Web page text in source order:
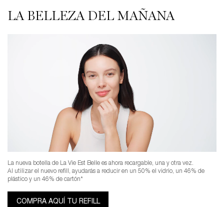
LA BELLEZA DEL MAÑANA
La nueva botella de La Vie Est Belle es ahora recargable, una y otra vez.
Al utilizar el nuevo refill, ayudarás a reducir en un 50% el vidrio, un 46% de
plástico y un 46% de cartón*
COMPRA AQUÍ TU REFILL